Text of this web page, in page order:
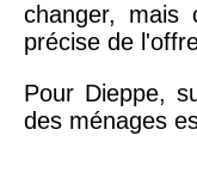
changer, mais
précise de
Pour Dieppe,
des ménages